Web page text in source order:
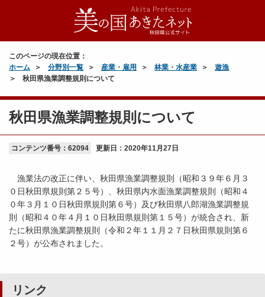
このページの現在位置：
ホーム
分野別一覧 産業・雇用 林業・水産業
遊漁
秋田県漁業調整規則について
秋田県漁業調整規則について
コンテンツ番号：62094 更新日： 2020年11月27日
漁業法の改正に伴い、秋田県漁業調整規則（昭和３９年６月３
０日秋田県規則第２５号）、秋田県内水面漁業調整規則（昭和４
０年３月１０日秋田県規則第６号）及び秋田県八郎湖漁業調整規
則（昭和４０年４月１０日秋田県規則第１５号）が統合され、新
たに秋田県漁業調整規則（令和２年１１月２７日秋田県規則第６
２号）が公布されました。
リンク